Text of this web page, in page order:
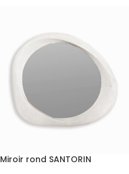
Miroir rond SANTORIN